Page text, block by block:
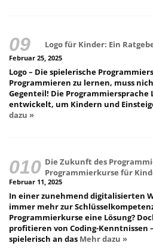
Logo für Kinder: Ein
Februar 25, 2025
Logo – Die spielerische
Programmieren zu lernen, muss
Gegenteil! Die Programmiersprache
entwickelt, um Kindern und
dazu »
Die Zukunft des
Programmierkurse für
Februar 11, 2025
In einer zunehmend digitalisierten
immer mehr zur
Programmierkurse eine Lösung?
profitieren von Coding-Kenntnissen
spielerisch an das Mehr dazu »